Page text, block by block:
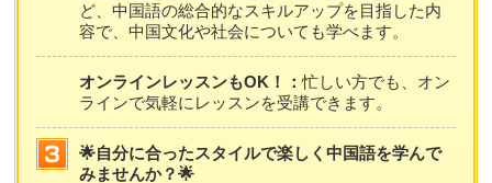
ど、中国語の総合的なスキルアップを目指した内
容で、中国文化や社会についても学べます。
オンラインレッスンもOK！：忙しい方でも、オン
ラインで気軽にレッスンを受講できます。
🌟自分に合ったスタイルで楽しく中国語を学んで
みませんか？🌟